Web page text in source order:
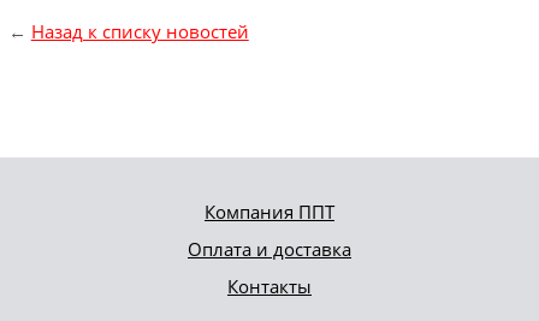
← Назад к списку новостей
Компания ППТ
Оплата и доставка
Контакты